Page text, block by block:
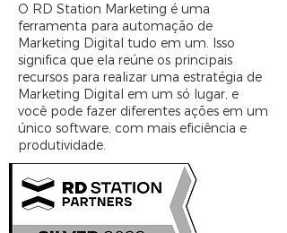
O RD Station Marketing é uma
ferramenta para automação de
Marketing Digital tudo em um. Isso
significa que ela reúne os principais
recursos para realizar uma estratégia de
Marketing Digital em um só lugar, e
você pode fazer diferentes ações em um
único software, com mais eficiência e
produtividade.